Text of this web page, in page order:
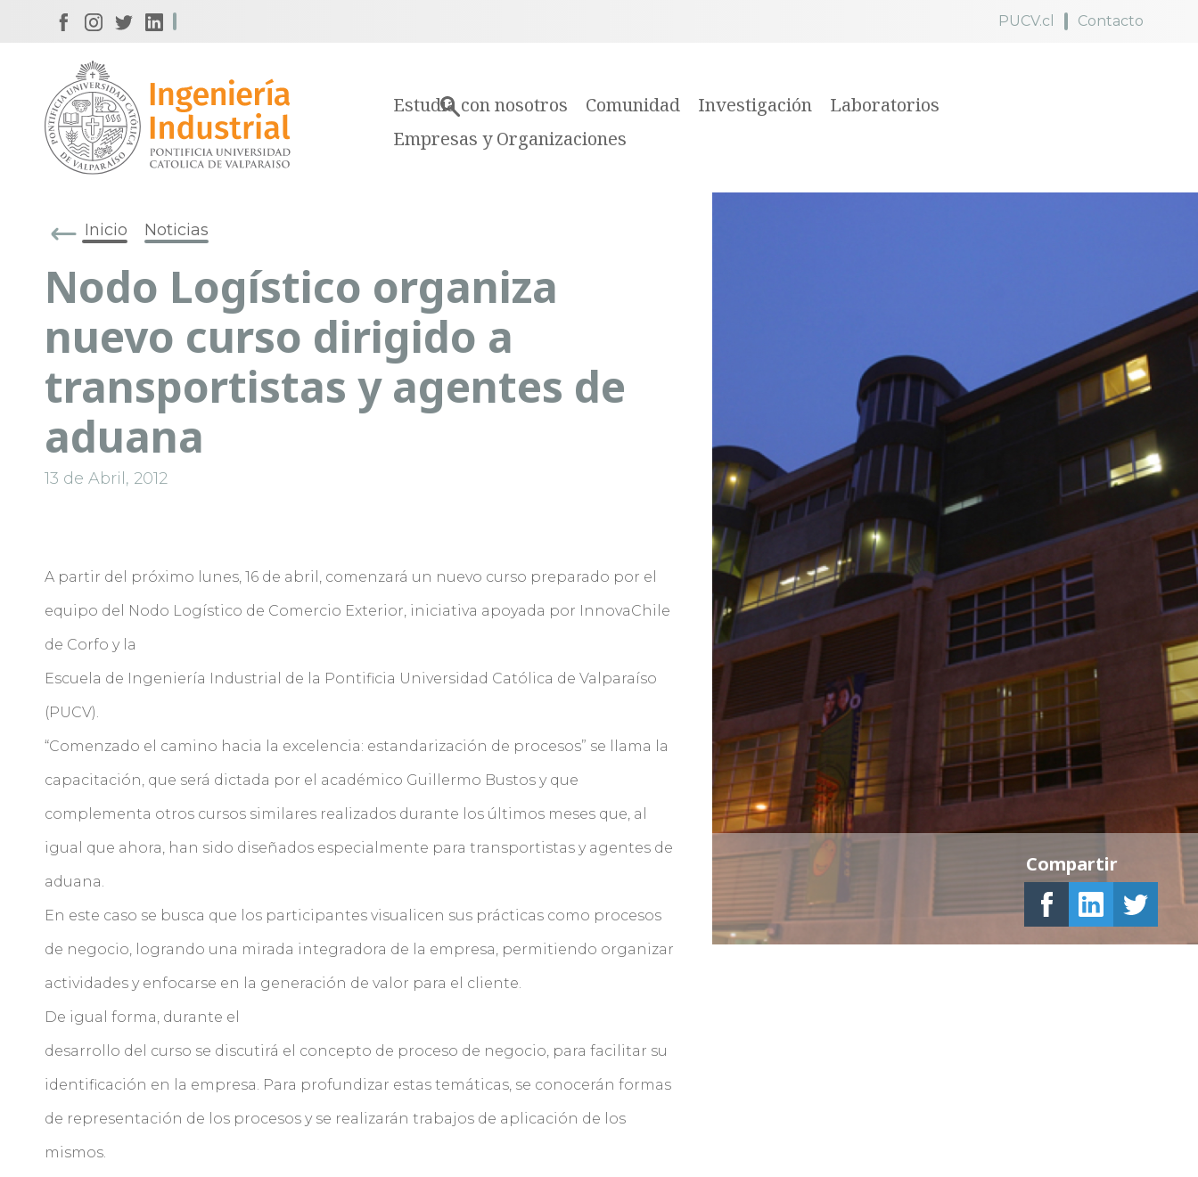
PUCV.cl Contacto
Estudia con nosotros Comunidad Investigación
Laboratorios
Empresas y Organizaciones
Inicio Noticias
Nodo Logístico organiza
nuevo curso dirigido a
transportistas y agentes de
aduana
13 de Abril, 2012
A partir del próximo lunes, 16 de abril, comenzará un nuevo curso preparado por el
equipo del Nodo Logístico de Comercio Exterior, iniciativa apoyada por InnovaChile
de Corfo y la
Escuela de Ingeniería Industrial de la Pontificia Universidad Católica de Valparaíso
(PUCV).
“Comenzado el camino hacia la excelencia: estandarización de procesos” se llama la
capacitación, que será dictada por el académico Guillermo Bustos y que
complementa otros cursos similares realizados durante los últimos meses que, al
igual que ahora, han sido diseñados especialmente para transportistas y agentes de
aduana.
En este caso se busca que los participantes visualicen sus prácticas como procesos
de negocio, logrando una mirada integradora de la empresa, permitiendo organizar
actividades y enfocarse en la generación de valor para el cliente.
De igual forma, durante el
desarrollo del curso se discutirá el concepto de proceso de negocio, para facilitar su
identificación en la empresa. Para profundizar estas temáticas, se conocerán formas
de representación de los procesos y se realizarán trabajos de aplicación de los
mismos.
Compartir